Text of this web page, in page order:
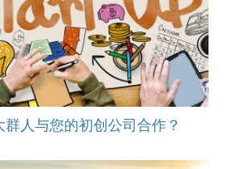
人与您的初创公司合作？